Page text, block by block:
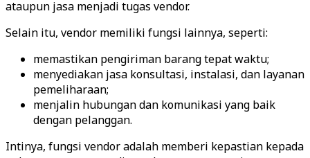
ataupun jasa menjadi tugas vendor.
Selain itu, vendor memiliki fungsi lainnya, seperti:
memastikan pengiriman barang tepat waktu;
menyediakan jasa konsultasi, instalasi, dan layanan
pemeliharaan;
menjalin hubungan dan komunikasi yang baik
dengan pelanggan.
Intinya, fungsi vendor adalah memberi kepastian kepada